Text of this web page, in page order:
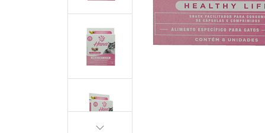
PRÓXIMA